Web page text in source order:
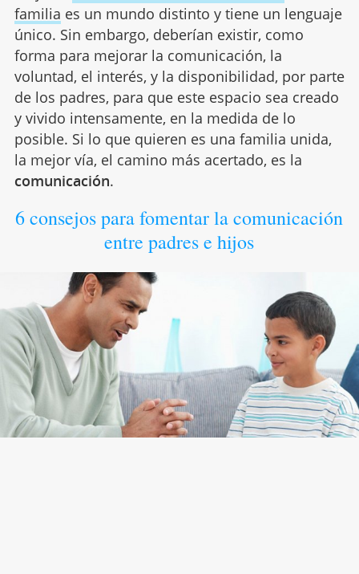
familia es un mundo distinto y tiene un lenguaje
único. Sin embargo, deberían existir, como
forma para mejorar la comunicación, la
voluntad, el interés, y la disponibilidad, por parte
de los padres, para que este espacio sea creado
y vivido intensamente, en la medida de lo
posible. Si lo que quieren es una familia unida,
la mejor vía, el camino más acertado, es la
comunicación.
6 consejos para fomentar la comunicación
entre padres e hijos